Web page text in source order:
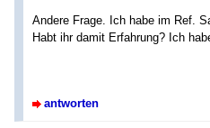
Andere Frage. Ich habe im Ref.
Habt ihr damit Erfahrung? Ich
antworten